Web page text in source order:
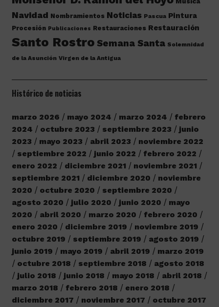
Navidad Nombramientos Noticias Pascua Pintura
Procesión Publicaciones Restauraciones Restauración
Santo Rostro Semana Santa Solemnidad
de la Asunción Virgen de la Antigua
Histórico de noticias
marzo 2026 mayo 2024 marzo 2024
febrero
2024
octubre 2023 septiembre 2023
junio
2023
mayo 2023 abril 2023
noviembre 2022
septiembre 2022
junio 2022
febrero 2022
enero 2022
diciembre 2021
noviembre 2021
septiembre 2021
diciembre 2020
noviembre
2020
octubre 2020
septiembre 2020
agosto 2020
julio 2020 junio 2020
mayo
2020
abril 2020 marzo 2020
febrero 2020
enero 2020
diciembre 2019
noviembre 2019
octubre 2019
septiembre 2019
agosto 2019
junio 2019
mayo 2019 abril 2019
marzo 2019
octubre 2018
septiembre 2018
agosto 2018
julio 2018
junio 2018 mayo 2018
abril 2018
marzo 2018
febrero 2018
enero 2018
diciembre 2017
noviembre 2017
octubre 2017